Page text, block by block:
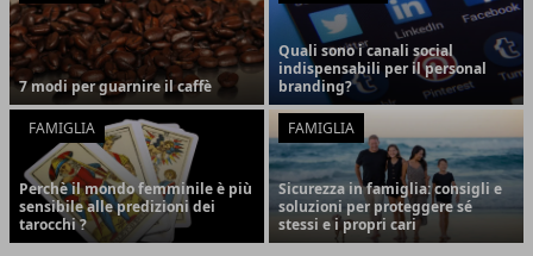
7 modi per guarnire il caffè
Quali sono i canali social
indispensabili per il personal
branding?
FAMIGLIA
Perchè il mondo femminile è più
sensibile alle predizioni dei
tarocchi ?
FAMIGLIA
Sicurezza in famiglia: consigli e
soluzioni per proteggere sé
stessi e i propri cari